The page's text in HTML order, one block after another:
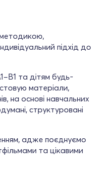
підхід до
та дітям будь-
матеріали,
на основі навчальних
структуровані
адже поєднуємо
та цікавими